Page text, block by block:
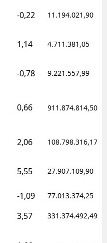
-0,22 11.194.021,90
1,14 4.711.381,05
-0,78 9.221.557,99
0,66 911.874.814,50
2,06 108.798.316,17
5,55 27.907.109,90
-1,09 77.013.374,25
3,57 331.374.492,49